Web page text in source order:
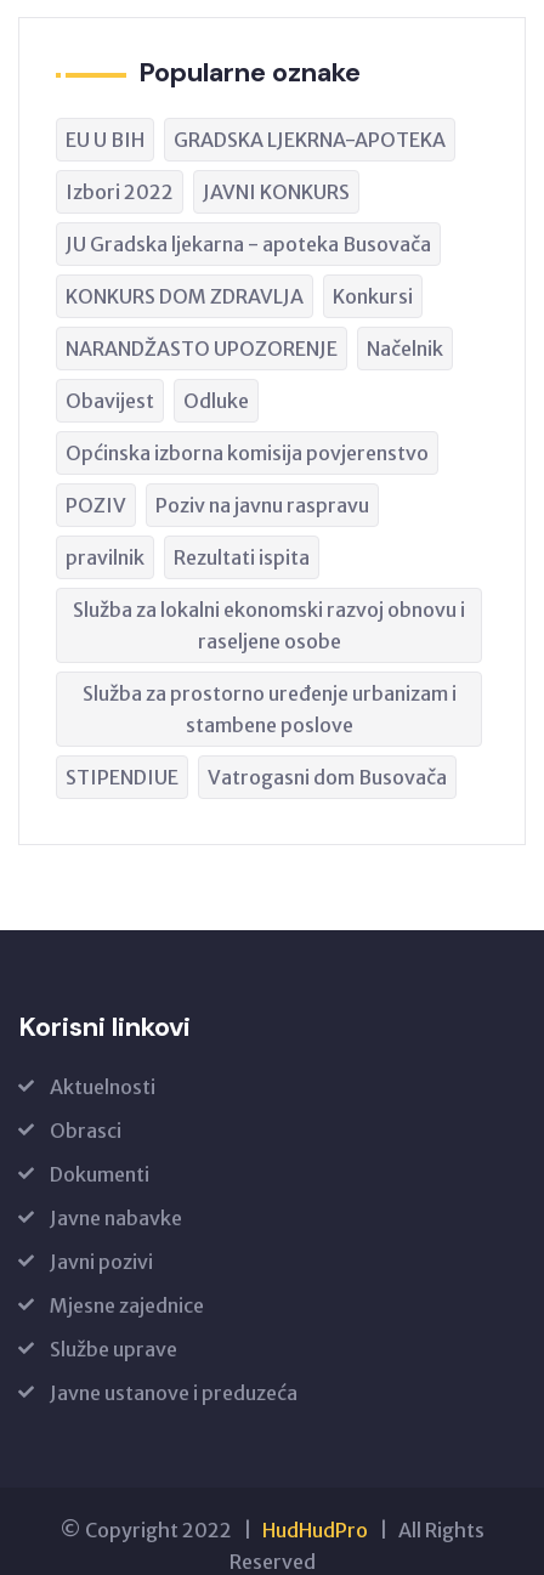
Popularne oznake
EU U BIH GRADSKA LJEKRNA-APOTEKA
Izbori 2022 JAVNI KONKURS
JU Gradska ljekarna - apoteka Busovača
KONKURS DOM ZDRAVLJA Konkursi
NARANDŽASTO UPOZORENJE Načelnik
Obavijest Odluke
Općinska izborna komisija povjerenstvo
POZIV Poziv na javnu raspravu
pravilnik Rezultati ispita
Služba za lokalni ekonomski razvoj obnovu i
raseljene osobe
Služba za prostorno uređenje urbanizam i
stambene poslove
STIPENDIUE Vatrogasni dom Busovača
Korisni linkovi
Aktuelnosti
Obrasci
Dokumenti
Javne nabavke
Javni pozivi
Mjesne zajednice
Službe uprave
Javne ustanove i preduzeća
© Copyright 2022 | HudHudPro | All Rights
Reserved